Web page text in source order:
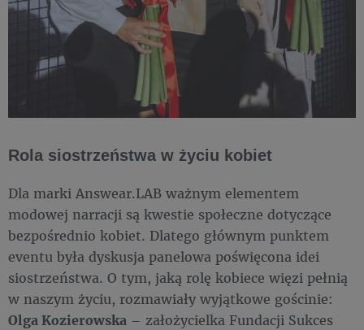
Rola siostrzeństwa w życiu kobiet
Dla marki Answear.LAB ważnym elementem
modowej narracji są kwestie społeczne dotyczące
bezpośrednio kobiet. Dlatego głównym punktem
eventu była dyskusja panelowa poświęcona idei
siostrzeństwa. O tym, jaką rolę kobiece więzi pełnią
w naszym życiu, rozmawiały wyjątkowe gościnie:
Olga Kozierowska – założycielka Fundacji Sukces